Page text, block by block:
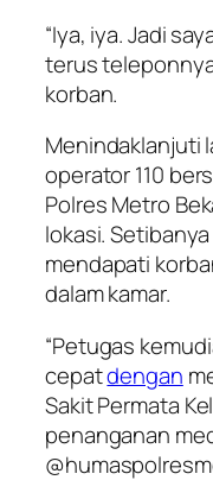
“Iya, iya. Jadi
terus
korban.
Menindaklanjuti
operator 110
Polres Metro
lokasi.
mendapati
dalam kamar.
“Petugas
cepatdengan
Sakit Permata
penanganan